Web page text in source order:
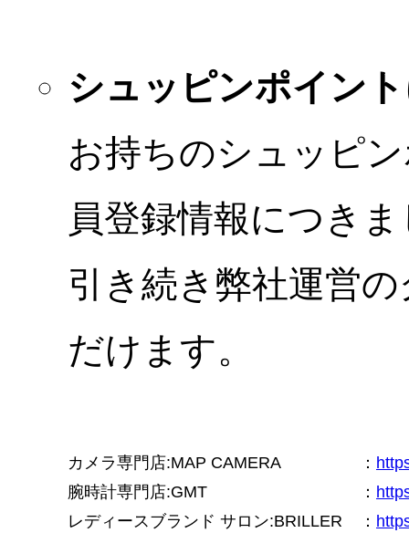
シュッピンポイン
お持ちのシュッピ
員登録情報につき
引き続き弊社運営
だけます。
カメラ専門店:MAP CAMERA ：
腕時計専門店:GMT
：
レディースブランド サロン:BRILLER
：